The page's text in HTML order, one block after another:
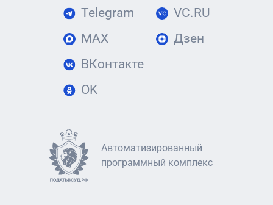
Telegram
MAX
ВКонтакте
OK
VC.RU
Дзен
Автоматизированный
программный комплекс